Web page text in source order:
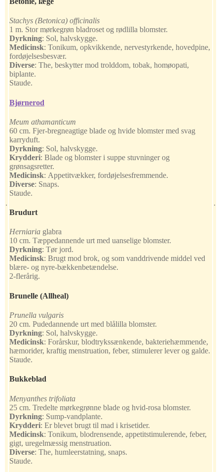
.
Stachys (Betonica) officinalis
1 m. Stor mørkegrøn bladroset og rødlilla blomster.
Dyrkning: Sol, halvskygge.
Medicinsk: Tonikum, opkvikkende, nervestyrkende, hovedpine,
fordøjelsesbesvær.
Diverse: The, beskytter mod trolddom, tobak, homøopati,
biplante.
Staude.
Bjørnerod
Meum athamanticum
60 cm. Fjer-bregneagtige blade og hvide blomster med svag
karryduft.
Dyrkning: Sol, halvskygge.
Krydderi: Blade og blomster i suppe stuvninger og
grønsagsretter.
Medicinsk: Appetitvækker, fordøjelsesfremmende.
Diverse: Snaps.
Staude.
Brudurt
Herniaria glabra
10 cm. Tæppedannende urt med uanselige blomster.
Dyrkning: Tør jord.
Medicinsk: Brugt mod brok, og som vanddrivende middel ved
blære- og nyre-bækkenbetændelse.
2-flerårig.
Brunelle (Allheal)
Prunella vulgaris
20 cm. Pudedannende urt med blålilla blomster.
Dyrkning: Sol, halvskygge.
Medicinsk: Forårskur, blodtrykssænkende, bakteriehæmmende,
hæmorider, kraftig menstruation, feber, stimulerer lever og galde.
Staude.
Bukkeblad
Menyanthes trifoliata
25 cm. Tredelte mørkegrønne blade og hvid-rosa blomster.
Dyrkning: Sump-vandplante.
Krydderi: Er blevet brugt til mad i krisetider.
Medicinsk: Tonikum, blodrensende, appetitstimulerende, feber,
gigt, uregelmæssig menstruation.
Diverse: The, humleerstatning, snaps.
Staude.
.